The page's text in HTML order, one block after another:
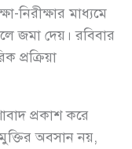
নিরীক্ষার মাধ্যমে
জমা দেয়। রবিবার
প্রক্রিয়া
প্রকাশ করে
অবসান নয়,